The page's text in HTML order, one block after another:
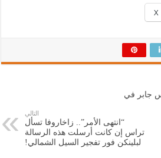
X
جابر في
التالي
“انتهى الأمر”.. زاخاروفا تسأل
تراس إن كانت أرسلت هذه الرسالة
لبلينكن فور تفجير السيل الشمالي!